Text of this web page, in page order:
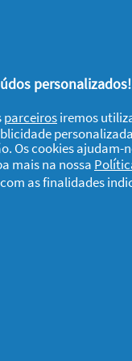
parceirosiremos
Os cookies
mais na nossa
as finalidades